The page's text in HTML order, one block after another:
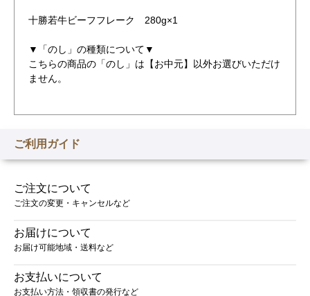
十勝若牛ビーフフレーク 280g×1
▼「のし」の種類について▼
こちらの商品の「のし」は【お中元】以外お選びいただけ
ません。
ご利用ガイド
ご注文について
ご注文の変更・キャンセルなど
お届けについて
お届け可能地域・送料など
お支払いについて
お支払い方法・領収書の発行など